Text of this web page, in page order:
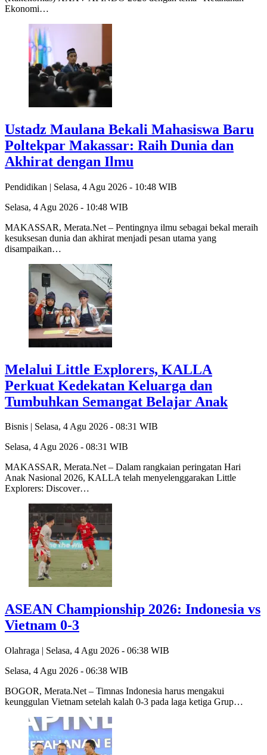
Ekonomi…
Ustadz Maulana Bekali Mahasiswa Baru
Poltekpar Makassar: Raih Dunia dan
Akhirat dengan Ilmu
Pendidikan | Selasa, 4 Agu 2026 - 10:48 WIB
Selasa, 4 Agu 2026 - 10:48 WIB
MAKASSAR, Merata.Net – Pentingnya ilmu sebagai bekal meraih
kesuksesan dunia dan akhirat menjadi pesan utama yang
disampaikan…
Melalui Little Explorers, KALLA
Perkuat Kedekatan Keluarga dan
Tumbuhkan Semangat Belajar Anak
Bisnis | Selasa, 4 Agu 2026 - 08:31 WIB
Selasa, 4 Agu 2026 - 08:31 WIB
MAKASSAR, Merata.Net – Dalam rangkaian peringatan Hari
Anak Nasional 2026, KALLA telah menyelenggarakan Little
Explorers: Discover…
ASEAN Championship 2026: Indonesia vs
Vietnam 0-3
Olahraga | Selasa, 4 Agu 2026 - 06:38 WIB
Selasa, 4 Agu 2026 - 06:38 WIB
BOGOR, Merata.Net – Timnas Indonesia harus mengakui
keunggulan Vietnam setelah kalah 0-3 pada laga ketiga Grup…